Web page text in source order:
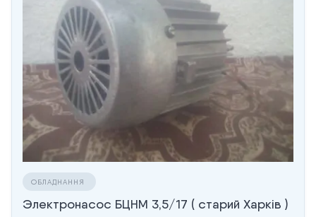
ОБЛАДНАННЯ
Электронасос БЦНМ 3,5/17 ( старий Харків )